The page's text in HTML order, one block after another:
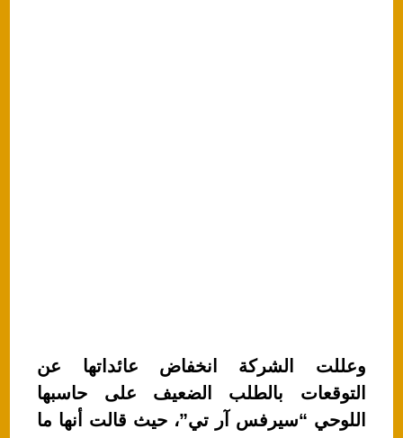
وعللت الشركة انخفاض عائداتها عن
التوقعات بالطلب الضعيف على حاسبها
اللوحي “سيرفس آر تي”، حيث قالت أنها ما